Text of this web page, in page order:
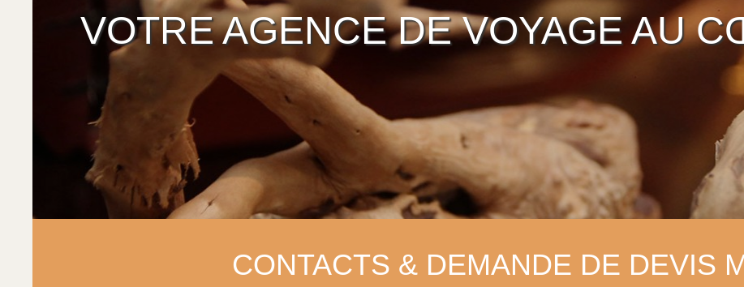
VOTRE AGENCE DE VOYAGE AU
CONTACTS & DEMANDE DE DEVIS